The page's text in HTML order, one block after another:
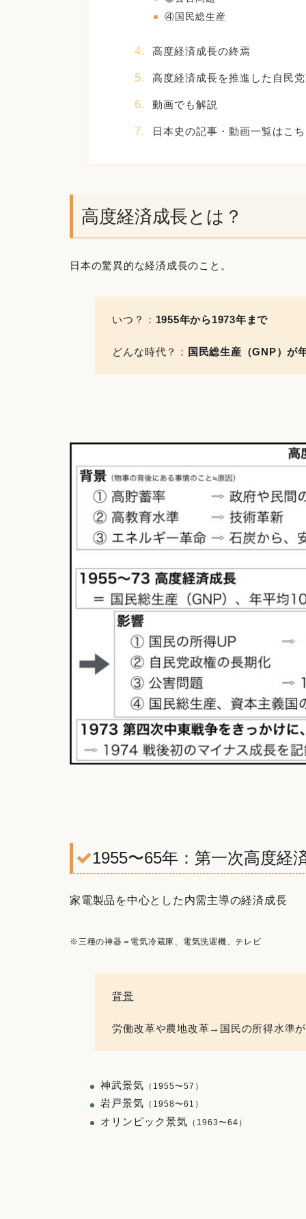
④国民総生産
高度経済成長の終焉
高度経済成長を推進した自民
動画でも解説
日本史の記事・動画一覧はこ
高度経済成長とは？
日本の驚異的な経済成長のこと。
いつ？： 1955年から1973年まで
どんな時代？： 国民総生産（GNP）が
1955〜65年：第一次高度経
家電製品を中心とした内需主導の経済成長
※三種の神器＝電気冷蔵庫、電気洗濯機、テレビ
背景
労働改革や農地改革→国民の所得水準
神武景気 （1955〜57）
岩戸景気 （1958〜61）
オリンピック景気 （1963〜64）